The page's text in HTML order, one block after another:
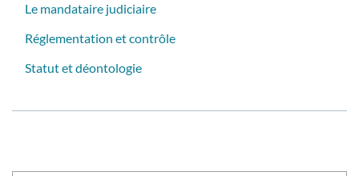
Le mandataire judiciaire
Réglementation et contrôle
Statut et déontologie